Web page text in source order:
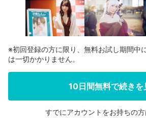
会員登録する
※初回登録の方に限り、無料お試し期間中
は一切かかりません。
10日間無料で続きを
すでにアカウントをお持ちの方